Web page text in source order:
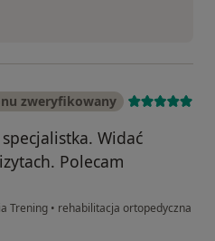
zweryfikowany
Widać
Polecam
Trening • rehabilitacja ortopedyczna